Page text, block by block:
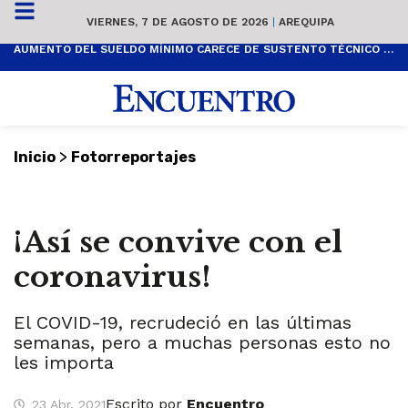
VIERNES, 7 DE AGOSTO DE 2026 | AREQUIPA
AUMENTO DEL SUELDO MÍNIMO CARECE DE SUSTENTO TÉCNICO Y ES POPULISTA
Inicio > Fotorreportajes
¡Así se convive con el
coronavirus!
El COVID-19, recrudeció en las últimas
semanas, pero a muchas personas esto no
les importa
23 Abr, 2021Escrito por Encuentro